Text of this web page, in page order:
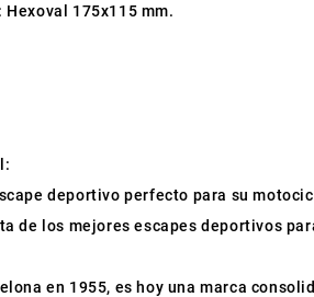
175x115 mm.
deportivo perfecto para su
de los mejores escapes deportivos
en 1955, es hoy una marca